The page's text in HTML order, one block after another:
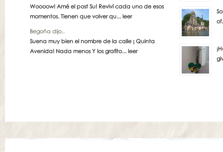
Woooow! Amé el post Su! Reviví cada uno de esos
momentos. Tienen que volver qu... leer
Begoña dijo..
Suena muy bien el nombre de la calle ¡ Quinta
Avenida! Nada menos Y los grafito... leer